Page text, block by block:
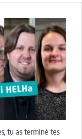
tu as terminé tes